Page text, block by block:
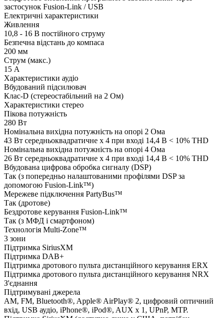
застосунок Fusion-Link / USB
Електричні характеристики
Живлення
10,8 - 16 В постійного струму
Безпечна відстань до компаса
200 мм
Струм (макс.)
15 А
Характеристики аудіо
Вбудований підсилювач
Клас-D (стереостабільний на 2 Ом)
Характеристики стерео
Пікова потужність
280 Вт
Номінальна вихідна потужність на опорі 2 Ома
43 Вт середньоквадратичне x 4 при вході 14,4 В < 10% THD
Номінальна вихідна потужність на опорі 4 Ома
26 Вт середньоквадратичне x 4 при вході 14,4 В < 10% THD
Вбудована цифрова обробка сигналу (DSP)
Так (з попередньо налаштованими профілями DSP за
допомогою Fusion-Link™)
Мережеве підключення PartyBus™
Так (дротове)
Бездротове керування Fusion-Link™
Так (з МФД і смартфоном)
Технологія Multi-Zone™
3 зони
Підтримка SiriusXM
Підтримка DAB+
Підтримка дротового пульта дистанційного керування ERX
Підтримка дротового пульта дистанційного керування NRX
З'єднання
Підтримувані джерела
AM, FM, Bluetooth®, Apple® AirPlay® 2, цифровий оптичний
вхід, USB аудіо, iPhone®, iPod®, AUX x 1, UPnP, MTP.